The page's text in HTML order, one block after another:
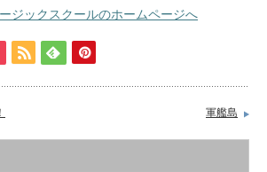
ジックスクールのホームページへ
軍艦島